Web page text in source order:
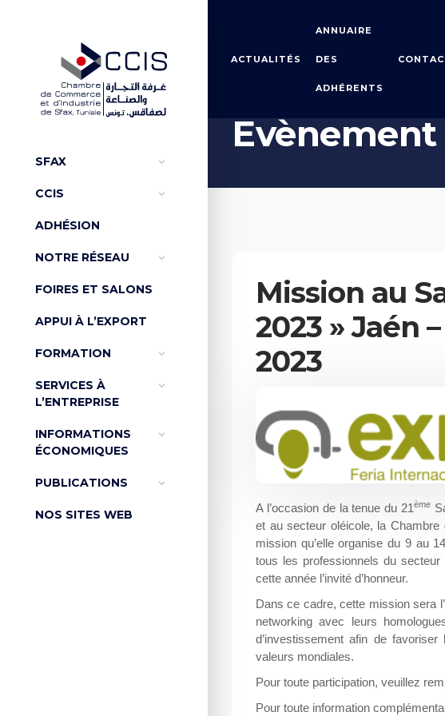
SFAX
CCIS
ADHÉSION
NOTRE RÉSEAU
FOIRES ET SALONS
APPUI À L’EXPORT
FORMATION
SERVICES À
L’ENTREPRISE
INFORMATIONS
ÉCONOMIQUES
PUBLICATIONS
NOS SITES WEB
ACTUALITÉS
ANNUAIRE
DES
ADHÉRENTS
Évènements de la CCIS
Evènement
Mission au
2023 » Jaén
2023
A l’occasion de la tenue du 21ème
et au secteur oléicole, la
mission qu’elle organise du 9 au
tous les professionnels du
cette année l’invité d’honneur.
Dans ce cadre, cette mission sera
networking avec leurs
d’investissement afin de
valeurs mondiales.
Pour toute participation, veuillez
Pour toute information